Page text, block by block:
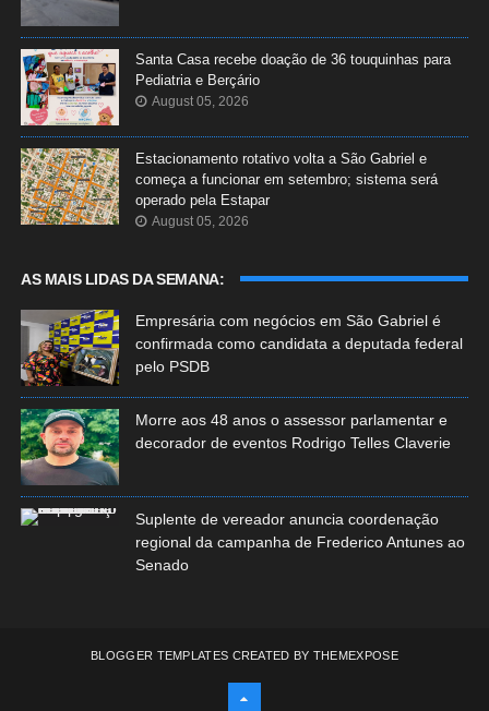
Santa Casa recebe doação de 36 touquinhas para
Pediatria e Berçário
August 05, 2026
Estacionamento rotativo volta a São Gabriel e
começa a funcionar em setembro; sistema será
operado pela Estapar
August 05, 2026
AS MAIS LIDAS DA SEMANA:
Empresária com negócios em São Gabriel é
confirmada como candidata a deputada federal
pelo PSDB
Morre aos 48 anos o assessor parlamentar e
decorador de eventos Rodrigo Telles Claverie
Suplente de vereador anuncia coordenação
regional da campanha de Frederico Antunes ao
Senado
BLOGGER TEMPLATES CREATED BY THEMEXPOSE